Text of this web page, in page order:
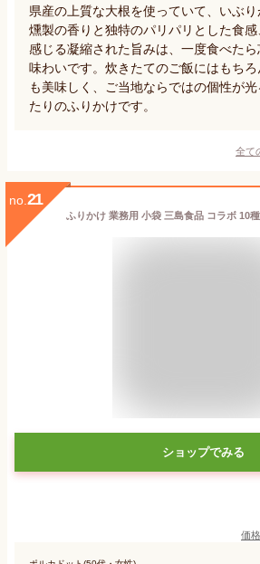
県産の上質な大根を使っていて、いぶ
燻製の香りと独特のパリパリとした食
感じる凝縮された旨みは、一度食べた
味わいです。炊きたてのご飯にはもち
も美味しく、ご当地ならではの個性が
たりのふりかけです。
全て
no. 21
ショップでみる
価